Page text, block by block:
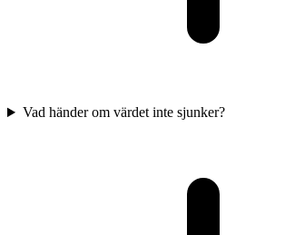
Vad händer om värdet inte sjunker?